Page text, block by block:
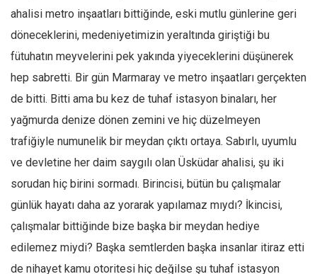
Tarih
Düşünce
Dosyalar
ahalisi metro inşaatları bittiğinde, eski mutlu günlerine geri
döneceklerini, medeniyetimizin yeraltında giriştiği bu
fütuhatın meyvelerini pek yakında yiyeceklerini düşünerek
hep sabretti. Bir gün Marmaray ve metro inşaatları gerçekten
de bitti. Bitti ama bu kez de tuhaf istasyon binaları, her
yağmurda denize dönen zemini ve hiç düzelmeyen
trafiğiyle numunelik bir meydan çıktı ortaya. Sabırlı, uyumlu
ve devletine her daim saygılı olan Üsküdar ahalisi, şu iki
sorudan hiç birini sormadı. Birincisi, bütün bu çalışmalar
günlük hayatı daha az yorarak yapılamaz mıydı? İkincisi,
çalışmalar bittiğinde bize başka bir meydan hediye
edilemez miydi? Başka semtlerden başka insanlar itiraz etti
de nihayet kamu otoritesi hiç değilse şu tuhaf istasyon